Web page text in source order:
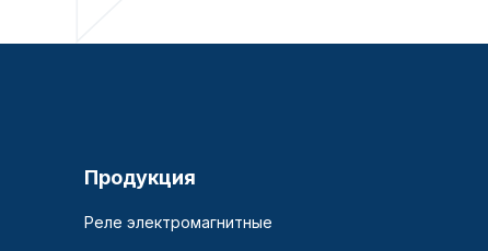
Продукция
Реле электромагнитные